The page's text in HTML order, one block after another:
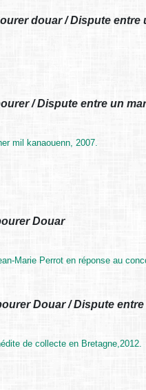
douar / Dispute
/ Dispute entre un
mil kanaouenn, 2007.
Douar
Marie Perrot en réponse au
Douar / Dispute
de collecte en Bretagne,2012.